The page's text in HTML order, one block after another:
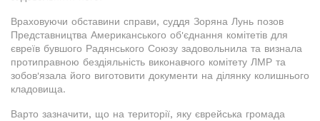
Враховуючи обставини справи, суддя Зоряна Лунь позов
Представництва Американського об'єднання комітетів для
євреїв бувшого Радянського Союзу задовольнила та визнала
протиправною бездіяльність виконавчого комітету ЛМР та
зобов'язала його виготовити документи на ділянку колишнього
кладовища.
Варто зазначити, що на території, яку єврейська громада